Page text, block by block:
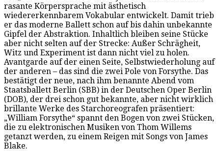
rasante Körpersprache mit ästhetisch
wiedererkennbarem Vokabular entwickelt. Damit trieb
er das moderne Ballett schon auf bis dahin unbekannte
Gipfel der Abstraktion. Inhaltlich bleiben seine Stücke
aber nicht selten auf der Strecke: Außer Schrägheit,
Witz und Experiment ist dann nicht viel zu holen.
Avantgarde auf der einen Seite, Selbstwiederholung auf
der anderen – das sind die zwei Pole von Forsythe. Das
bestätigt der neue, nach ihm benannte Abend vom
Staatsballett Berlin (SBB) in der Deutschen Oper Berlin
(DOB), der drei schon gut bekannte, aber nicht wirklich
brillante Werke des Starchoreografen präsentiert:
„William Forsythe“ spannt den Bogen von zwei Stücken,
die zu elektronischen Musiken von Thom Willems
getanzt werden, zu einem Reigen mit Songs von James
Blake.